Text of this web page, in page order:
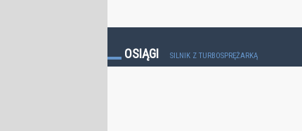
OSIĄGI SILNIK Z TURBOSPRĘŻARKĄ